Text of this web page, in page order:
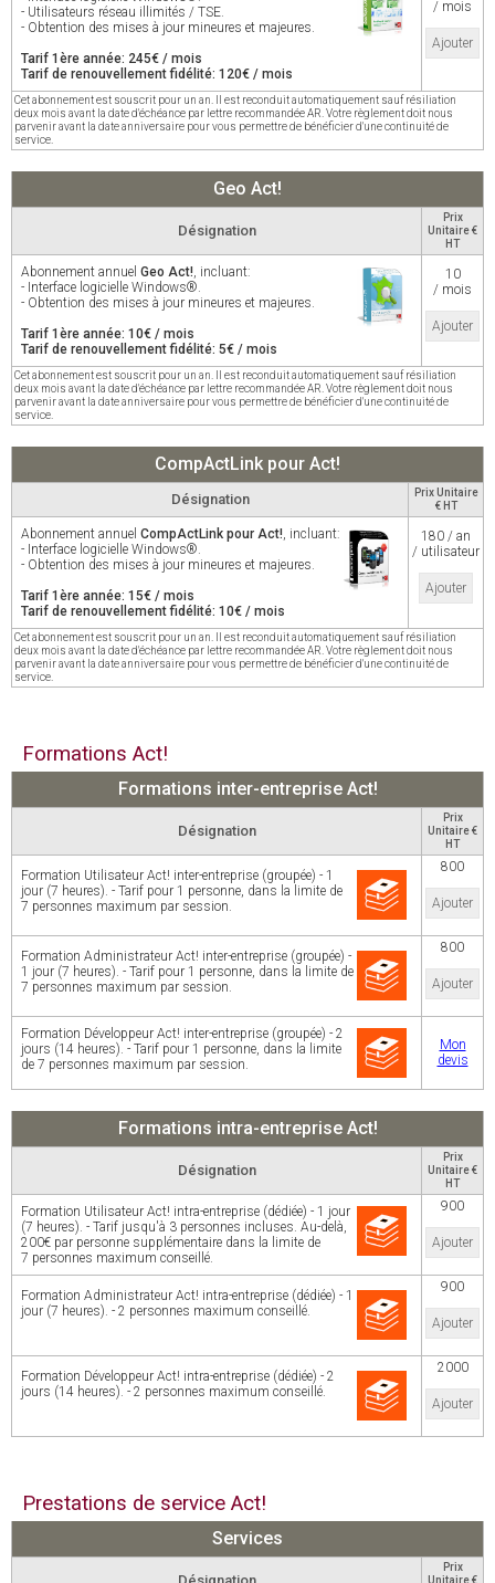
- Utilisateurs réseau illimités / TSE.
- Obtention des mises à jour mineures et majeures.
Tarif 1ère année: 245€ / mois
Tarif de renouvellement fidélité: 120€ / mois
/ mois
Ajouter
Cet abonnement est souscrit pour un an. Il est reconduit automatiquement sauf résiliation
deux mois avant la date d'échéance par lettre recommandée AR. Votre règlement doit nous
parvenir avant la date anniversaire pour vous permettre de bénéficier d'une continuité de
service.
Geo Act!
Désignation
Prix
Unitaire €
HT
Abonnement annuel Geo Act!, incluant:
- Interface logicielle Windows®.
- Obtention des mises à jour mineures et majeures.
Tarif 1ère année: 10€ / mois
Tarif de renouvellement fidélité: 5€ / mois
10
/ mois
Ajouter
Cet abonnement est souscrit pour un an. Il est reconduit automatiquement sauf résiliation
deux mois avant la date d'échéance par lettre recommandée AR. Votre règlement doit nous
parvenir avant la date anniversaire pour vous permettre de bénéficier d'une continuité de
service.
CompActLink pour Act!
Désignation
Prix Unitaire
€ HT
Abonnement annuel CompActLink pour Act!, incluant:
- Interface logicielle Windows®.
- Obtention des mises à jour mineures et majeures.
Tarif 1ère année: 15€ / mois
Tarif de renouvellement fidélité: 10€ / mois
180 / an
/ utilisateur
Ajouter
Cet abonnement est souscrit pour un an. Il est reconduit automatiquement sauf résiliation
deux mois avant la date d'échéance par lettre recommandée AR. Votre règlement doit nous
parvenir avant la date anniversaire pour vous permettre de bénéficier d'une continuité de
service.
Formations Act!
Formations inter-entreprise Act!
Désignation
Prix
Unitaire €
HT
Formation Utilisateur Act! inter-entreprise (groupée) - 1
jour (7 heures). - Tarif pour 1 personne, dans la limite de
7 personnes maximum par session.
800
Ajouter
Formation Administrateur Act! inter-entreprise (groupée) -
1 jour (7 heures). - Tarif pour 1 personne, dans la limite de
7 personnes maximum par session.
800
Ajouter
Formation Développeur Act! inter-entreprise (groupée) - 2
jours (14 heures). - Tarif pour 1 personne, dans la limite
de 7 personnes maximum par session.
Mon
devis
Formations intra-entreprise Act!
Désignation
Prix
Unitaire €
HT
Formation Utilisateur Act! intra-entreprise (dédiée) - 1 jour
(7 heures). - Tarif jusqu'à 3 personnes incluses. Au-delà,
200€ par personne supplémentaire dans la limite de
7 personnes maximum conseillé.
900
Ajouter
Formation Administrateur Act! intra-entreprise (dédiée) - 1
jour (7 heures). - 2 personnes maximum conseillé.
900
Ajouter
Formation Développeur Act! intra-entreprise (dédiée) - 2
jours (14 heures). - 2 personnes maximum conseillé.
2000
Ajouter
Prestations de service Act!
Services
Prix
Unitaire €